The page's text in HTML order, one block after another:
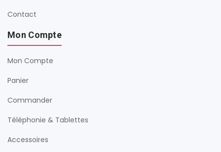
Contact
Mon Compte
Mon Compte
Panier
Commander
Téléphonie & Tablettes
Accessoires